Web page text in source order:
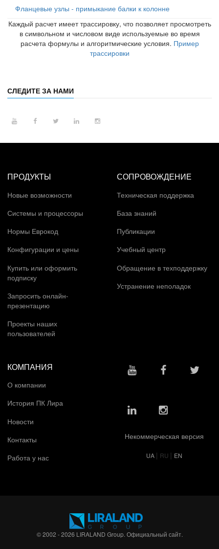
Фланцевые узлы - примыкание балки к колонне
Каждый расчет имеет трассировку, что позволяет просмотреть
в символьном и числовом виде используемые во время
расчета формулы и алгоритмические условия. Пример
трассировки
СЛЕДИТЕ ЗА НАМИ
ПРОДУКТЫ
Новые возможности
Системы и процессоры
Нормы Еврокод
Конфигурации и цены
Купить или оформить
подписку
Запросить онлайн-
презентацию
Проекты наших
пользователей
СОПРОВОЖДЕНИЕ
Техническая поддержка
База знаний
Публикации
Учебный центр
Обращение в техподдержку
Устранение неполадок
КОМПАНИЯ
О компании
История ПК Лира
Новости
Контакты
Работа у нас
Некоммерческая версия
UA | RU | EN
© 2002 - 2026 LIRALAND Group. Официальный сайт.